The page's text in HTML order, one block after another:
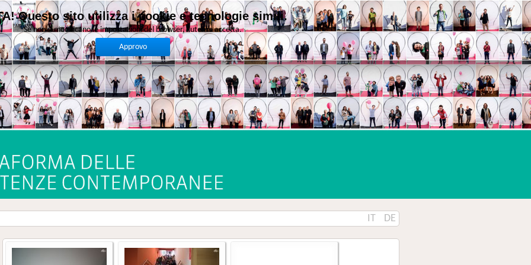
IT DE
Questo sito utilizza i cookie e tecnologie simili.
Se non si modificano le impostazioni del browser, l'utente accetta.
Approvo